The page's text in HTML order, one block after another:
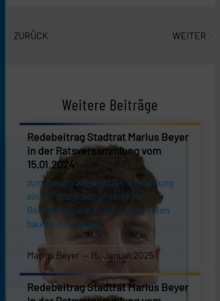
ZURÜCK WEITER
Weitere Beiträge
Redebeitrag Stadtrat Marius Beyer
in der Ratsversammlung vom
15.01.2024
zum Antrag VIII-A-00144 „Einführung
einer Fachförderrichtlinie zur
Beseitigung von Graffiti an privaten
baulichen Anlagen“
Marius Beyer 15. Januar 2025
Marius Beyer — 15. Januar 2025
Redebeitrag Stadtrat Marius Beyer